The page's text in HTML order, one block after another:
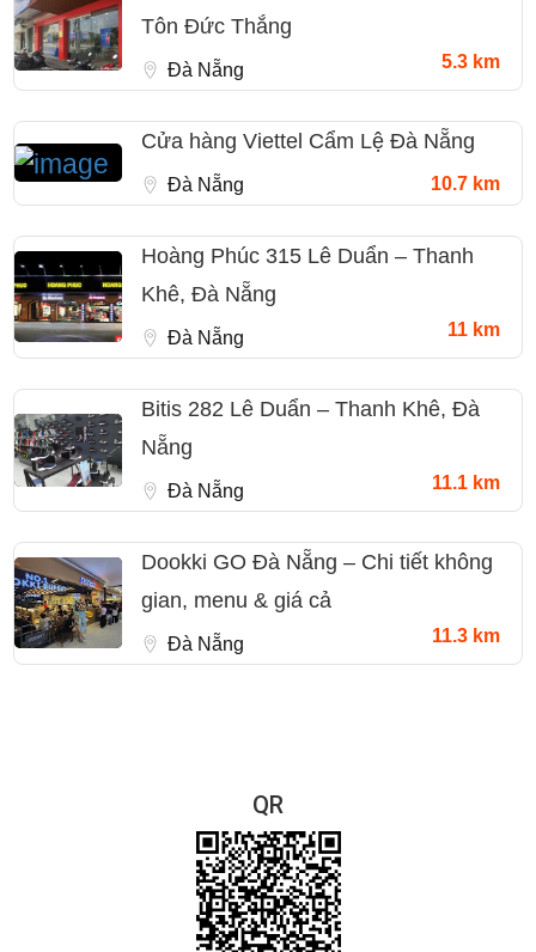
Tôn Đức Thắng
Đà Nẵng 5.3 km
Cửa hàng Viettel Cẩm Lệ Đà Nẵng
Đà Nẵng 10.7 km
Hoàng Phúc 315 Lê Duẩn – Thanh
Khê, Đà Nẵng
Đà Nẵng 11 km
Bitis 282 Lê Duẩn – Thanh Khê, Đà
Nẵng
Đà Nẵng 11.1 km
Dookki GO Đà Nẵng – Chi tiết không
gian, menu & giá cả
Đà Nẵng 11.3 km
QR